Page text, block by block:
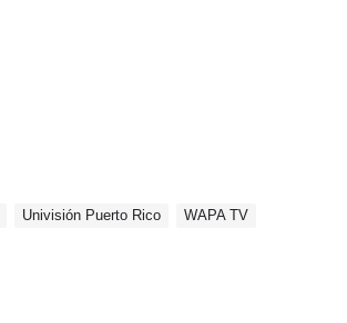
Univisión Puerto Rico WAPA TV